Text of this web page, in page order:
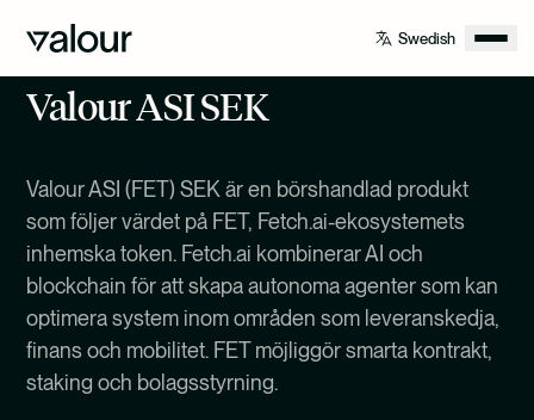
Valour ASI SEK
Valour ASI (FET) SEK är en börshandlad produkt
som följer värdet på FET, Fetch.ai-ekosystemets
inhemska token. Fetch.ai kombinerar AI och
blockchain för att skapa autonoma agenter som kan
optimera system inom områden som leveranskedja,
finans och mobilitet. FET möjliggör smarta kontrakt,
staking och bolagsstyrning.